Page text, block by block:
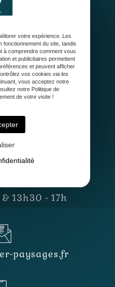
nous ?
de jardin
Jean-d'Illac
13h30 - 17h
paysages.fr
votre expérience. Les
fonctionnement du site, tandis
à comprendre comment vous
et publicitaires permettent
et peuvent afficher
vos cookies via les
vous acceptez notre
notre Politique de
de votre visite !